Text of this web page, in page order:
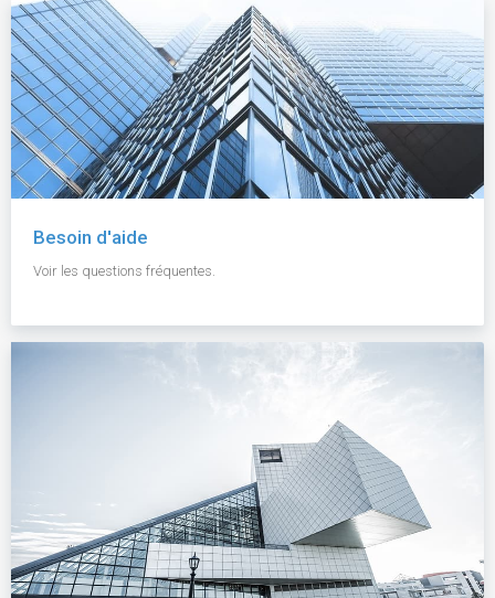
Besoin d'aide
Voir les questions fréquentes.